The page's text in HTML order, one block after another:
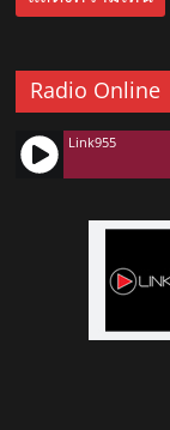
Radio Online
Link955